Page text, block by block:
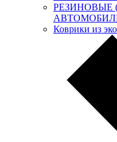
РЕЗИНОВЫЕ
Коврики из